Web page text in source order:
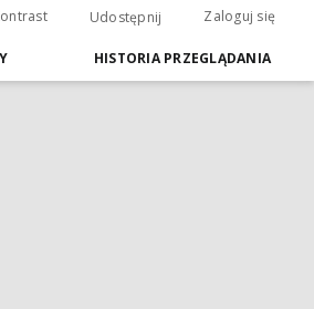
Udostępnij Zaloguj się
HISTORIA PRZEGLĄDANIA